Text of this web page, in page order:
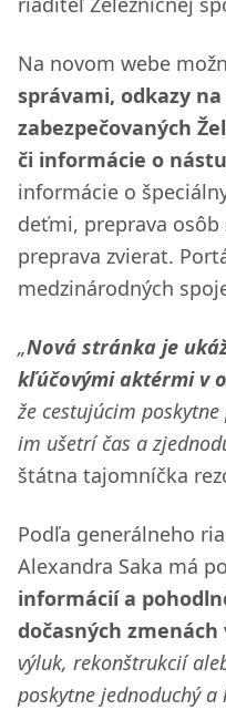
Na novom webe
správami, odkazy
zabezpečovaných
či informácie o
informácie o
deťmi, preprava
preprava zvierat.
medzinárodných
„Nová stránka je
kľúčovými aktérmi v
že cestujúcim
im ušetrí čas a
štátna tajomníčka
Podľa generálneho
Alexandra Saka má
informácií a
dočasných zmenách
výluk, rekonštrukcií
poskytne jednoduchý